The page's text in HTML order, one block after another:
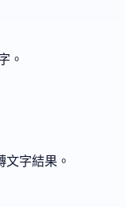
。
文字結果。